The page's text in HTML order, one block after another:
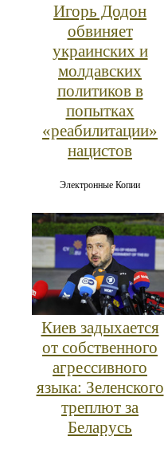
Игорь Додон
обвиняет
украинских и
молдавских
политиков в
попытках
«реабилитации»
нацистов
Электронные Копии
Киев задыхается
от собственного
агрессивного
языка: Зеленского
треплют за
Беларусь